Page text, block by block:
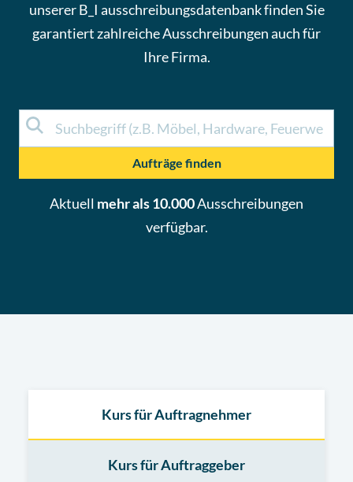
unserer B_I ausschreibungsdatenbank finden Sie
garantiert zahlreiche Ausschreibungen auch für
Ihre Firma.
Aufträge finden
Aktuell mehr als 10.000Ausschreibungen
verfügbar.
Kurs für Auftragnehmer
Kurs für Auftraggeber